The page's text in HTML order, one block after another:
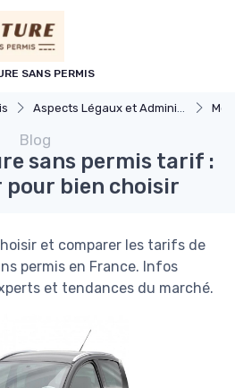
SANS PERMIS
Aspects Légaux et Administratifs
Blog
sans permis tarif :
bien choisir
et comparer les tarifs de
permis en France. Infos
et tendances du marché.